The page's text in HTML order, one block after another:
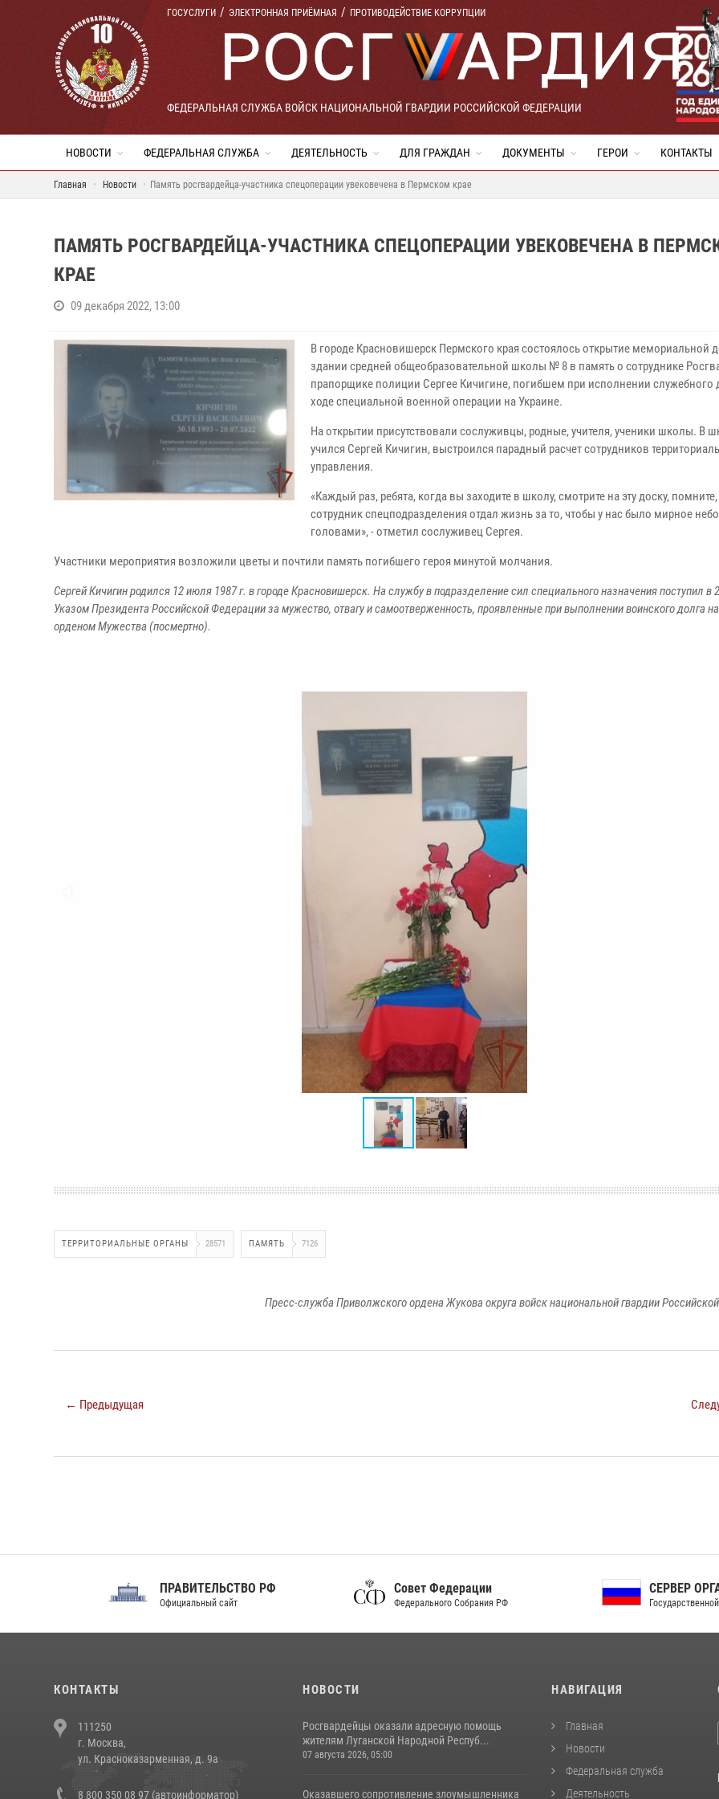
ГОСУСЛУГИ ЭЛЕКТРОННАЯ ПРИЁМНАЯ ПРОТИВОДЕЙСТВИЕ КОРРУПЦИИ
ФЕДЕРАЛЬНАЯ СЛУЖБА ВОЙСК НАЦИОНАЛЬНОЙ ГВАРДИИ РОССИЙСКОЙ ФЕДЕРАЦИИ
НОВОСТИ ФЕДЕРАЛЬНАЯ СЛУЖБА ДЕЯТЕЛЬНОСТЬ ДЛЯ ГРАЖДАН ДОКУМЕНТЫ ГЕРОИ КОНТАКТЫ
Главная Новости Память росгвардейца-участника спецоперации увековечена в Пермском крае
ПАМЯТЬ РОСГВАРДЕЙЦА-УЧАСТНИКА СПЕЦОПЕРАЦИИ УВЕКОВЕЧЕНА В
КРАЕ
09 декабря 2022, 13:00
В городе Красновишерск Пермского края состоялось открытие мемориальной
здании средней общеобразовательной школы № 8 в память о сотруднике
прапорщике полиции Сергее Кичигине, погибшем при исполнении служебного
ходе специальной военной операции на Украине.
На открытии присутствовали сослуживцы, родные, учителя, ученики школы. В
учился Сергей Кичигин, выстроился парадный расчет сотрудников
управления.
«Каждый раз, ребята, когда вы заходите в школу, смотрите на эту доску, помните,
сотрудник спецподразделения отдал жизнь за то, чтобы у нас было мирное
головами», - отметил сослуживец Сергея.
Участники мероприятия возложили цветы и почтили память погибшего героя минутой молчания.
Сергей Кичигин родился 12 июля 1987 г. в городе Красновишерск. На службу в подразделение сил специального назначения поступил в
Указом Президента Российской Федерации за мужество, отвагу и самоотверженность, проявленные при выполнении воинского долга
орденом Мужества (посмертно).
ТЕРРИТОРИАЛЬНЫЕ ОРГАНЫ 28571 ПАМЯТЬ 7126
Пресс-служба Приволжского ордена Жукова округа войск национальной гвардии
← Предыдущая
ПРАВИТЕЛЬСТВО РФ
Официальный сайт
Совет Федерации
Федерального Собрания РФ
СЕРВЕР ОРГАНОВ
Государственной власти РФ
КОНТАКТЫ
111250
г. Москва,
ул. Красноказарменная, д. 9а
8 800 350 08 97 (автоинформатор)
НОВОСТИ
Росгвардейцы оказали адресную помощь
жителям Луганской Народной Респуб...
07 августа 2026, 05:00
Оказавшего сопротивление злоумышленника
НАВИГАЦИЯ
Главная
Новости
Федеральная служба
Деятельность